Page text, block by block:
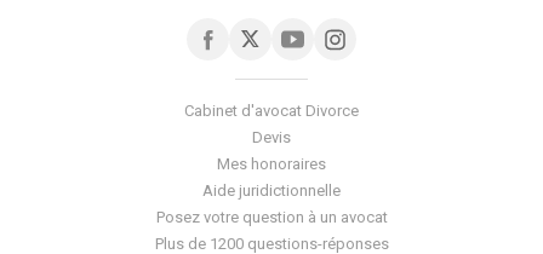
Cabinet d'avocat Divorce
Devis
Mes honoraires
Aide juridictionnelle
Posez votre question à un avocat
Plus de 1200 questions-réponses